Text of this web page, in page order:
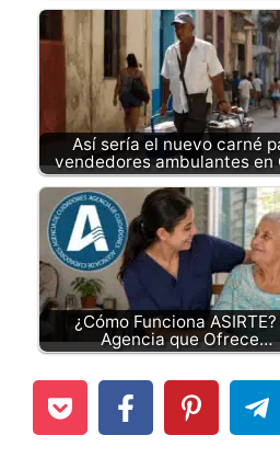
Así sería el nuevo carné
vendedores ambulantes en
¿Cómo Funciona
Agencia que Ofrece…